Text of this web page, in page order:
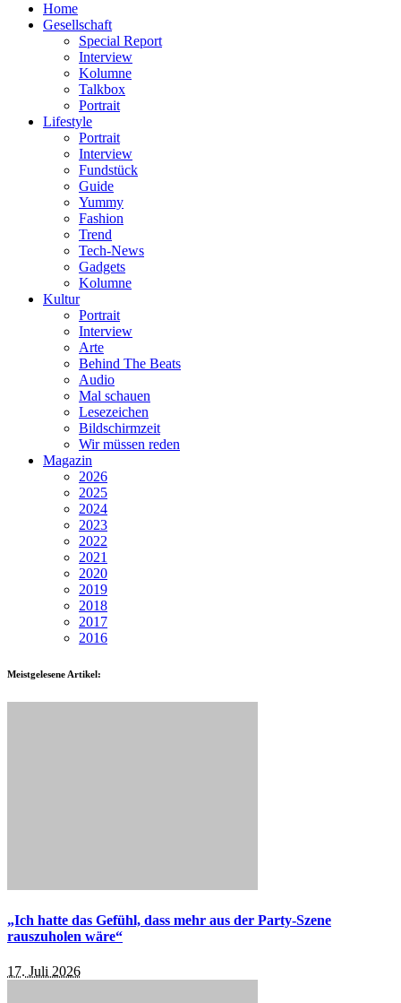
Home
Gesellschaft
Special Report
Interview
Kolumne
Talkbox
Portrait
Lifestyle
Portrait
Interview
Fundstück
Guide
Yummy
Fashion
Trend
Tech-News
Gadgets
Kolumne
Kultur
Portrait
Interview
Arte
Behind The Beats
Audio
Mal schauen
Lesezeichen
Bildschirmzeit
Wir müssen reden
Magazin
2026
2025
2024
2023
2022
2021
2020
2019
2018
2017
2016
Meistgelesene Artikel:
„Ich hatte das Gefühl, dass mehr aus der Party-Szene
rauszuholen wäre“
17. Juli 2026